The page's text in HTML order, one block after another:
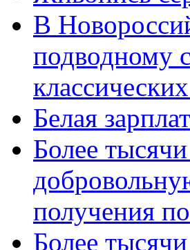
В
подводному
Белая
Более
получения
Более